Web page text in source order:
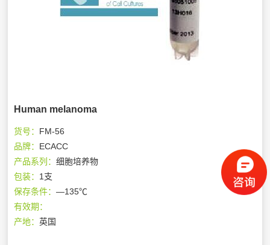
Human melanoma
货号： FM-56
品牌： ECACC
产品系列：细胞培养物
包装： 1支
保存条件：—135℃
有效期：
产地：英国